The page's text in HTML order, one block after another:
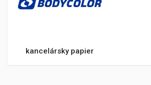
kancelársky papier